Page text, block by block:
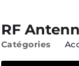
RF
Catégories